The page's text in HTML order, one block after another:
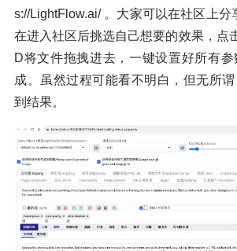
s://LightFlow.ai/ 。大家可以在社区上分
在进入社区后挑选自己想要的效果，点
D将文件拖拽进去，一键设置好所有
成。虽然过程可能看不明白，但无所
到结果。